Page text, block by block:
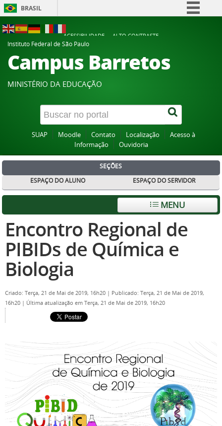
BRASIL
Participe
Acesso à informação
Canais
ACESSIBILIDADE
ALTO CONTRASTE
Instituto Federal de São Paulo
Campus Barretos
MINISTÉRIO DA EDUCAÇÃO
SUAP Moodle Contato Localização
Acesso à
Informação
Ouvidoria
SEÇÕES
ESPAÇO DO ALUNO
ESPAÇO DO SERVIDOR
MENU
Encontro Regional de
PIBIDs de Química e
Biologia
Criado: Terça, 21 de Mai de 2019, 16h20 | Publicado: Terça, 21 de Mai de 2019,
16h20 | Última atualização em Terça, 21 de Mai de 2019, 16h20